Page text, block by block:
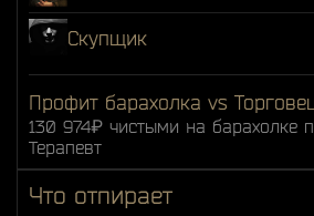
Скупщик
Профит барахолка vs
130 974₽ чистыми на барахолке
Терапевт
Что отпирает